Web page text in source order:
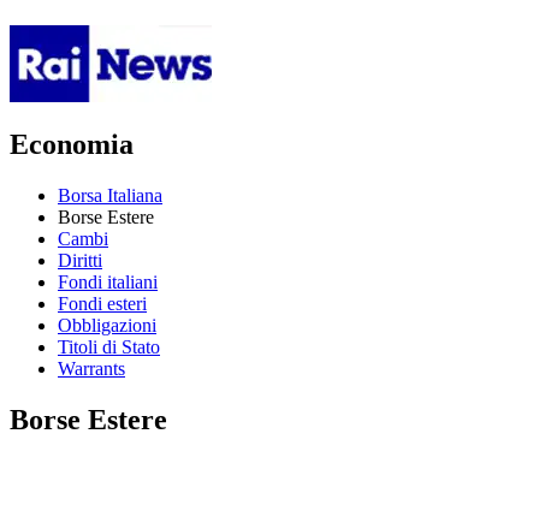
Economia
Borsa Italiana
Borse Estere
Cambi
Diritti
Fondi italiani
Fondi esteri
Obbligazioni
Titoli di Stato
Warrants
Borse Estere